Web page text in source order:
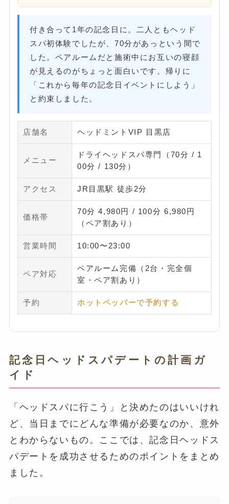
付き合って1年の記念日に。二人ともヘッド
スパ初体験でしたが、70分があっという間で
した。ペアルームだと施術中にお互いの寝顔
が見えるのがちょっと面白いです。帰りに
「これから毎年の記念日イベントにしよう」
と約束しました。
店舗名 ヘッドミントVIP 目黒店
メニュー
ドライヘッドスパ専門（70分 / 1
00分 / 130分）
アクセス JR目黒駅 徒歩2分
価格帯
70分 4,980円 / 100分 6,980円
（ペア割あり）
営業時間 10:00〜23:00
ペア対応
ペアルーム完備（2台・完全個
室・ペア割あり）
予約 ホットペッパーで予約する
記念日ヘッドスパデートの計画ガ
イド
「ヘッドスパに行こう」と決めたのはいいけれ
ど、当日までにどんな準備が必要なのか、意外
とわからないもの。ここでは、記念日ヘッドス
パデートを成功させるためのポイントをまとめ
ました。